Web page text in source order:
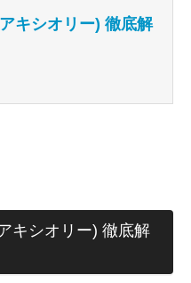
キシオリー) 徹底解
キシオリー) 徹底解